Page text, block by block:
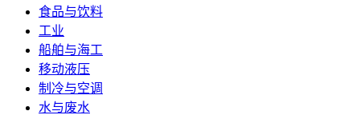
食品与饮料
工业
船舶与海工
移动液压
制冷与空调
水与废水